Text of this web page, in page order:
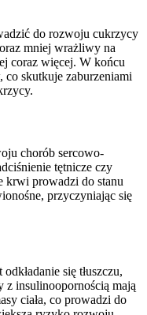
do rozwoju cukrzycy
mniej wrażliwy na
coraz więcej. W końcu
co skutkuje zaburzeniami
chorób sercowo-
tętnicze czy
krwi prowadzi do stanu
przyczyniając się
się tłuszczu,
z insulinoopornością mają
ciała, co prowadzi do